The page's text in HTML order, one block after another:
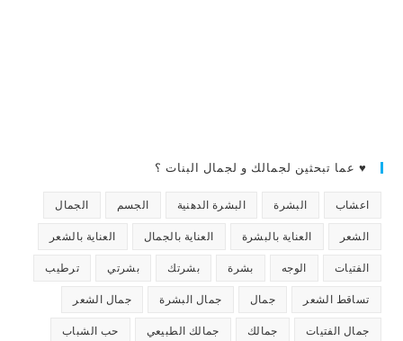
♥ عما تبحثين لجمالك و لجمال البنات ؟
اعشاب البشرة البشرة الدهنية الجسم الجمال
الشعر العناية بالبشرة العناية بالجمال العناية بالشعر
الفتيات الوجه بشرة بشرتك بشرتي ترطيب
تساقط الشعر جمال جمال البشرة جمال الشعر
جمال الفتيات جمالك جمالك الطبيعي حب الشباب